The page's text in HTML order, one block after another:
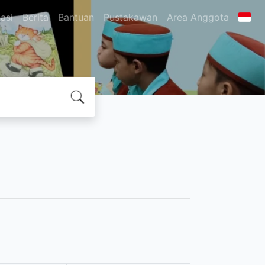
Berita Bantuan Pustakawan Area Anggota